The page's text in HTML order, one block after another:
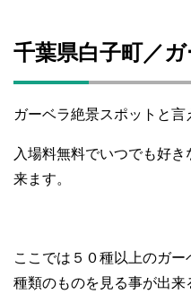
千葉県白子町／
ガーベラ絶景スポットと言
入場料無料でいつでも好
来ます。
ここでは５０種以上のガ
種類のものを見る事が出来